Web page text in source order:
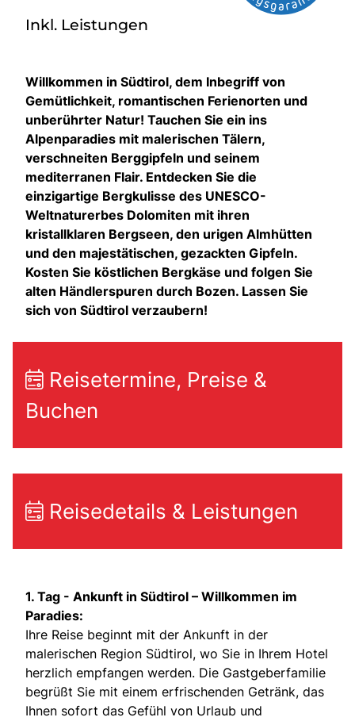
Inkl. Leistungen
Willkommen in Südtirol, dem Inbegriff von
Gemütlichkeit, romantischen Ferienorten und
unberührter Natur! Tauchen Sie ein ins
Alpenparadies mit malerischen Tälern,
verschneiten Berggipfeln und seinem
mediterranen Flair. Entdecken Sie die
einzigartige Bergkulisse des UNESCO-
Weltnaturerbes Dolomiten mit ihren
kristallklaren Bergseen, den urigen Almhütten
und den majestätischen, gezackten Gipfeln.
Kosten Sie köstlichen Bergkäse und folgen Sie
alten Händlerspuren durch Bozen. Lassen Sie
sich von Südtirol verzaubern!
Reisetermine, Preise &
Buchen
Reisedetails & Leistungen
1. Tag - Ankunft in Südtirol – Willkommen im
Paradies:
Ihre Reise beginnt mit der Ankunft in der
malerischen Region Südtirol, wo Sie in Ihrem Hotel
herzlich empfangen werden. Die Gastgeberfamilie
begrüßt Sie mit einem erfrischenden Getränk, das
Ihnen sofort das Gefühl von Urlaub und